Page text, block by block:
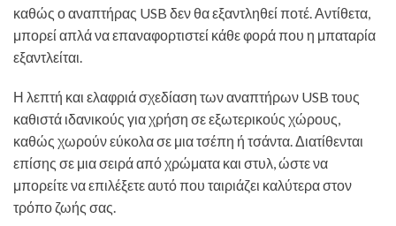
καθώς ο αναπτήρας USB δεν θα εξαντληθεί ποτέ. Αντίθετα,
μπορεί απλά να επαναφορτιστεί κάθε φορά που η μπαταρία
εξαντλείται.
Η λεπτή και ελαφριά σχεδίαση των αναπτήρων USB τους
καθιστά ιδανικούς για χρήση σε εξωτερικούς χώρους,
καθώς χωρούν εύκολα σε μια τσέπη ή τσάντα. Διατίθενται
επίσης σε μια σειρά από χρώματα και στυλ, ώστε να
μπορείτε να επιλέξετε αυτό που ταιριάζει καλύτερα στον
τρόπο ζωής σας.